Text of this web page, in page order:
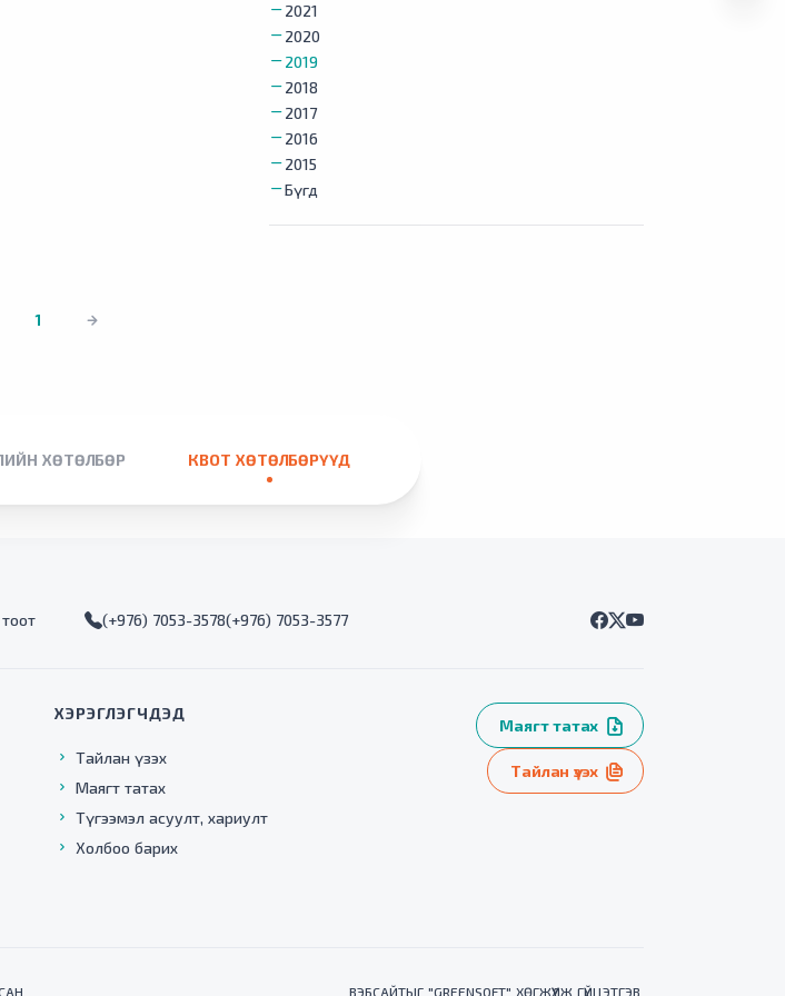
2021
2020
2019
2018
2017
2016
2015
Бүгд
1
ХӨТӨЛБӨР КВОТ ХӨТӨЛБӨРҮҮД
(+976) 7053-3578(+976) 7053-3577
ХЭРЭГЛЭГЧДЭД
Тайлан үзэх
Маягт татах
Түгээмэл асуулт, хариулт
Холбоо барих
Маягт татах
Тайлан үзэх
ВЭБСАЙТЫГ "GREENSOFT" ХӨГЖҮҮЛЖ ГҮЙЦЭТГЭВ.